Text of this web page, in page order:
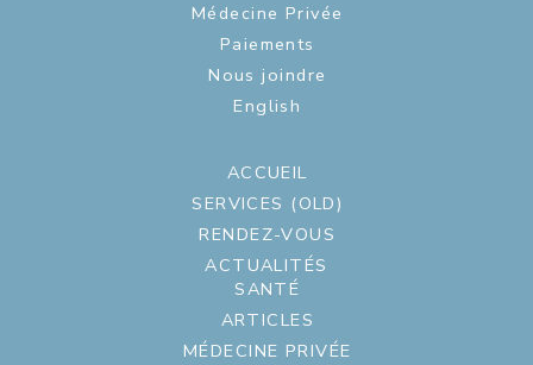
Médecine Privée
Paiements
Nous joindre
English
ACCUEIL
SERVICES (OLD)
RENDEZ-VOUS
ACTUALITÉS
SANTÉ
ARTICLES
MÉDECINE PRIVÉE